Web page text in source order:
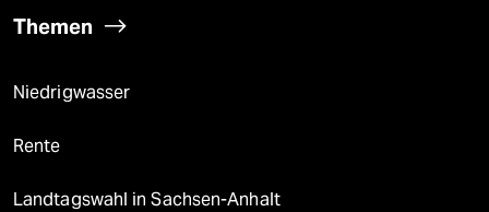
Themen
Niedrigwasser
Rente
Landtagswahl in Sachsen-Anhalt